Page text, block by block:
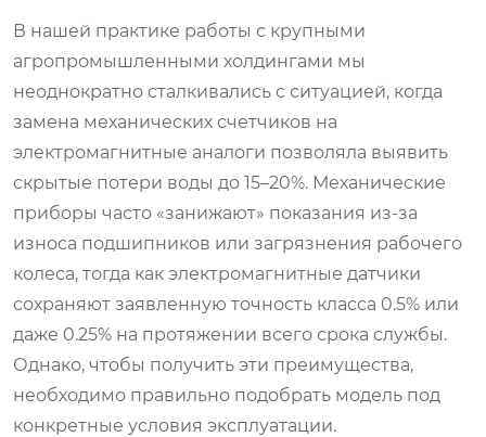
В нашей практике работы с крупными
агропромышленными холдингами мы
неоднократно сталкивались с ситуацией, когда
замена механических счетчиков на
электромагнитные аналоги позволяла выявить
скрытые потери воды до 15–20%. Механические
приборы часто «занижают» показания из-за
износа подшипников или загрязнения рабочего
колеса, тогда как электромагнитные датчики
сохраняют заявленную точность класса 0.5% или
даже 0.25% на протяжении всего срока службы.
Однако, чтобы получить эти преимущества,
необходимо правильно подобрать модель под
конкретные условия эксплуатации.